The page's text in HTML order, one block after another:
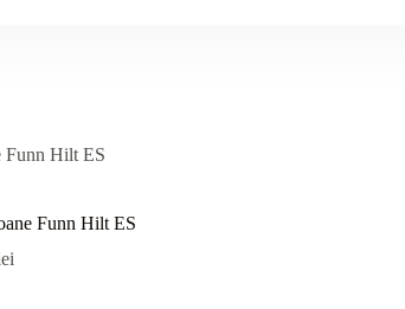
Funn Hilt ES
Funn Hilt ES